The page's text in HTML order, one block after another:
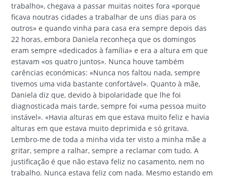
trabalho», chegava a passar muitas noites fora «porque
ficava noutras cidades a trabalhar de uns dias para os
outros» e quando vinha para casa era sempre depois das
22 horas, embora Daniela reconheça que os domingos
eram sempre «dedicados à família» e era a altura em que
estavam «os quatro juntos». Nunca houve também
carências económicas: «Nunca nos faltou nada, sempre
tivemos uma vida bastante confortável». Quanto à mãe,
Daniela diz que, devido à bipolaridade que lhe foi
diagnosticada mais tarde, sempre foi «uma pessoa muito
instável». «Havia alturas em que estava muito feliz e havia
alturas em que estava muito deprimida e só gritava.
Lembro-me de toda a minha vida ter visto a minha mãe a
gritar, sempre a ralhar, sempre a reclamar com tudo. A
justificação é que não estava feliz no casamento, nem no
trabalho. Nunca estava feliz com nada. Mesmo estando em